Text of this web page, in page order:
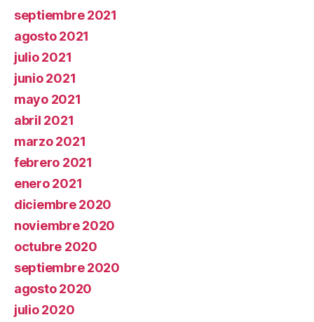
septiembre 2021
agosto 2021
julio 2021
junio 2021
mayo 2021
abril 2021
marzo 2021
febrero 2021
enero 2021
diciembre 2020
noviembre 2020
octubre 2020
septiembre 2020
agosto 2020
julio 2020